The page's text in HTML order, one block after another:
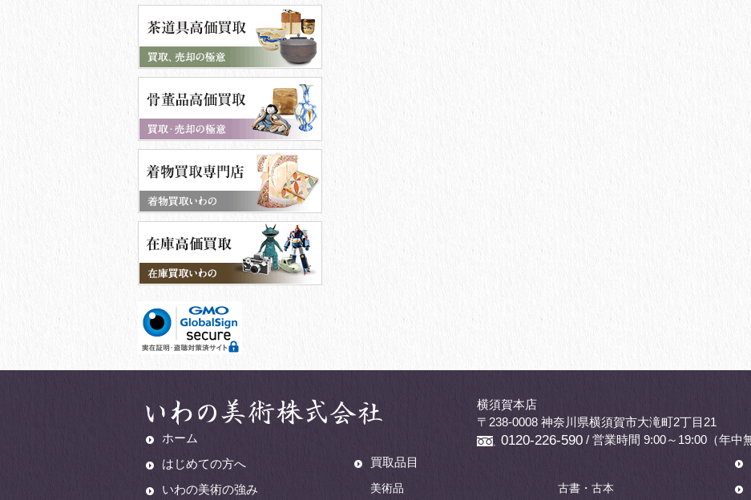
横須賀本店
〒238-0008 神奈川県横須賀市大滝町2丁目21
0120-226-590 / 営業時間 9:00～19:00（年中
ホーム
はじめての方へ
いわの美術の強み
買取品目
美術品
古書・古本